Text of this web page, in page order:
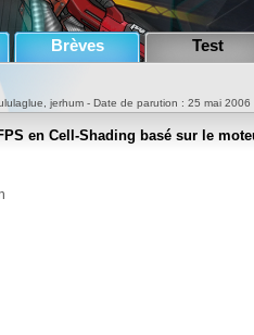
Brèves Test
jerhum - Date de parution : 25 mai 2006
en Cell-Shading basé sur le